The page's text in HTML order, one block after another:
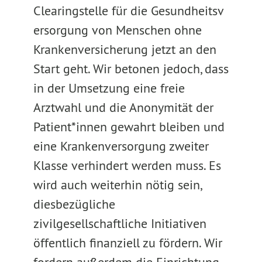
Clearingstelle für die Gesundheitsv
ersorgung von Menschen ohne
Krankenversicherung jetzt an den
Start geht. Wir betonen jedoch, dass
in der Umsetzung eine freie
Arztwahl und die Anonymität der
Patient*innen gewahrt bleiben und
eine Krankenversorgung zweiter
Klasse verhindert werden muss. Es
wird auch weiterhin nötig sein,
diesbezügliche
zivilgesellschaftliche Initiativen
öffentlich finanziell zu fördern. Wir